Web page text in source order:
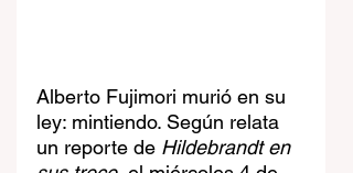
Alberto Fujimori murió en su
ley: mintiendo. Según relata
un reporte de Hildebrandt en